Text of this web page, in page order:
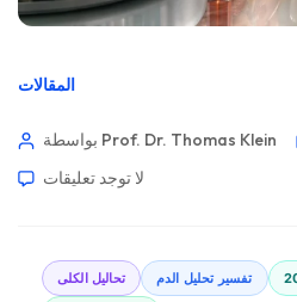
المقالات
بواسطة Prof. Dr. Thomas Klein
لا توجد تعليقات
تحاليل الكلى تفسير تحليل الدم